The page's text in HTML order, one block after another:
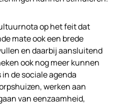
op het feit dat
mate ook een brede
en daarbij aansluitend
ook nog meer kunnen
de sociale agenda
werken aan
van eenzaamheid,